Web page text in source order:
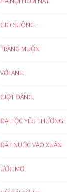
GIÓ SUÔNG
TRĂNG MUỘN
VỚI ANH
GIỌT ĐẮNG
ĐẠI LỘC YÊU THƯƠNG
ĐẤT NƯỚC VÀO XUÂN
ƯỚC MƠ